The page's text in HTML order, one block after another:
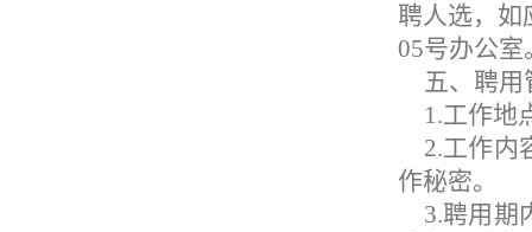
聘人选，如
05号办公室
五、聘用
1.工作地
2.工作内
作秘密。
3.聘用期